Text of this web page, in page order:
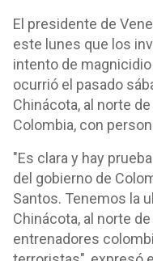
El presidente de
este lunes que los
intento de
ocurrió el pasado
Chinácota, al norte
Colombia, con
"Es clara y hay
del gobierno de
Santos. Tenemos la
Chinácota, al norte
entrenadores